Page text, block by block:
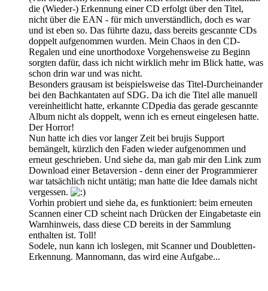
die (Wieder-) Erkennung einer CD erfolgt über den Titel,
nicht über die EAN - für mich unverständlich, doch es war
und ist eben so. Das führte dazu, dass bereits gescannte CDs
doppelt aufgenommen wurden. Mein Chaos in den CD-
Regalen und eine unorthodoxe Vorgehensweise zu Beginn
sorgten dafür, dass ich nicht wirklich mehr im Blick hatte, was
schon drin war und was nicht.
Besonders grausam ist beispielsweise das Titel-Durcheinander
bei den Bachkantaten auf SDG. Da ich die Titel alle manuell
vereinheitlicht hatte, erkannte CDpedia das gerade gescannte
Album nicht als doppelt, wenn ich es erneut eingelesen hatte.
Der Horror!
Nun hatte ich dies vor langer Zeit bei brujis Support
bemängelt, kürzlich den Faden wieder aufgenommen und
erneut geschrieben. Und siehe da, man gab mir den Link zum
Download einer Betaversion - denn einer der Programmierer
war tatsächlich nicht untätig; man hatte die Idee damals nicht
vergessen.
Vorhin probiert und siehe da, es funktioniert: beim erneuten
Scannen einer CD scheint nach Drücken der Eingabetaste ein
Warnhinweis, dass diese CD bereits in der Sammlung
enthalten ist. Toll!
Sodele, nun kann ich loslegen, mit Scanner und Doubletten-
Erkennung. Mannomann, das wird eine Aufgabe...